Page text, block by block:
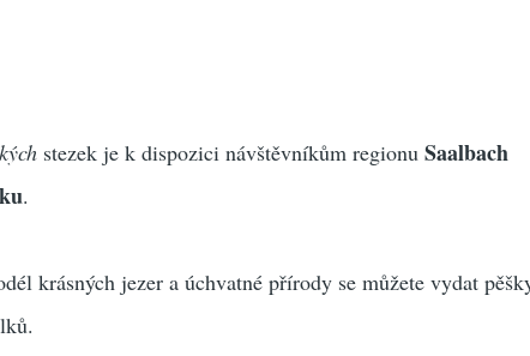
stezek je k dispozici návštěvníkům regionuSaalbach
.
krásných jezer a úchvatné přírody se můžete vydat